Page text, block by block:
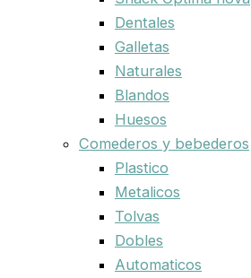
Dentales
Galletas
Naturales
Blandos
Huesos
Comederos y bebederos
Plastico
Metalicos
Tolvas
Dobles
Automaticos